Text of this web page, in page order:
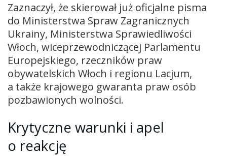
Zaznaczył, że skierował już oficjalne pisma
do Ministerstwa Spraw Zagranicznych
Ukrainy, Ministerstwa Sprawiedliwości
Włoch, wiceprzewodniczącej Parlamentu
Europejskiego, rzeczników praw
obywatelskich Włoch i regionu Lacjum,
a także krajowego gwaranta praw osób
pozbawionych wolności.
Krytyczne warunki i apel
o reakcję